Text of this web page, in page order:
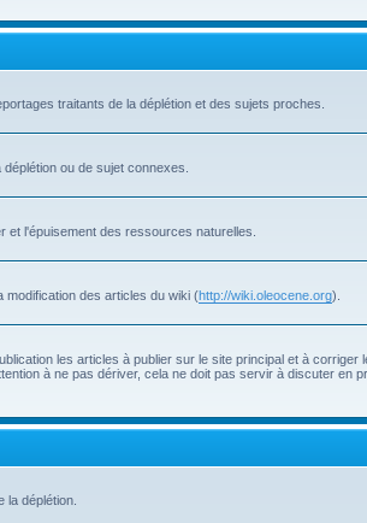
traitants de la déplétion et des sujets proches.
ou de sujet connexes.
l'épuisement des ressources naturelles.
des articles du wiki (http://wiki.oleocene.org).
les articles à publier sur le site principal et à corriger
à ne pas dériver, cela ne doit pas servir à discuter en
la déplétion.